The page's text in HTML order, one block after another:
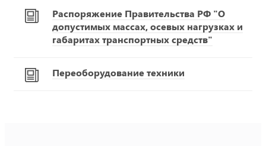
Распоряжение Правительства РФ "О
допустимых массах, осевых нагрузках и
габаритах транспортных средств"
Переоборудование техники